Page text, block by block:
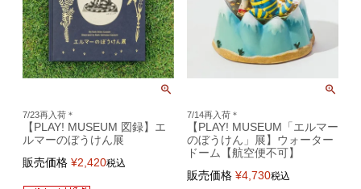
7/23再入荷＊
【PLAY! MUSEUM 図録】エ
ルマーのぼうけん展
販売価格 ¥2,420税込
7/14再入荷＊
【PLAY! MUSEUM「エルマー
のぼうけん」展】ウォーター
ドーム【航空便不可】
販売価格 ¥4,730税込